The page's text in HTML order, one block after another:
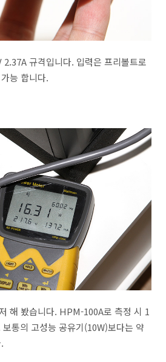
2.37A 규격입니다. 입력은 프리볼트로
능 합니다.
해 봤습니다. HPM-100A로 측정 시 1
통의 고성능 공유기(10W)보다는 약